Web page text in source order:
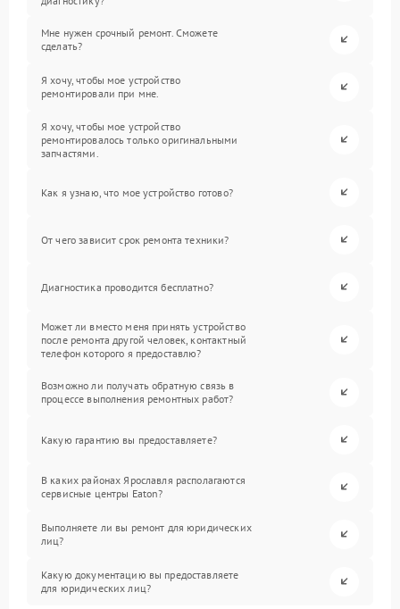
Мне нужен срочный ремонт. Сможете
сделать?
Я хочу, чтобы мое устройство
ремонтировали при мне.
Я хочу, чтобы мое устройство
ремонтировалось только оригинальными
запчастями.
Как я узнаю, что мое устройство готово?
От чего зависит срок ремонта техники?
Диагностика проводится бесплатно?
Может ли вместо меня принять устройство
после ремонта другой человек, контактный
телефон которого я предоставлю?
Возможно ли получать обратную связь в
процессе выполнения ремонтных работ?
Какую гарантию вы предоставляете?
В каких районах Ярославля располагаются
сервисные центры Eaton?
Выполняете ли вы ремонт для юридических
лиц?
Какую документацию вы предоставляете
для юридических лиц?